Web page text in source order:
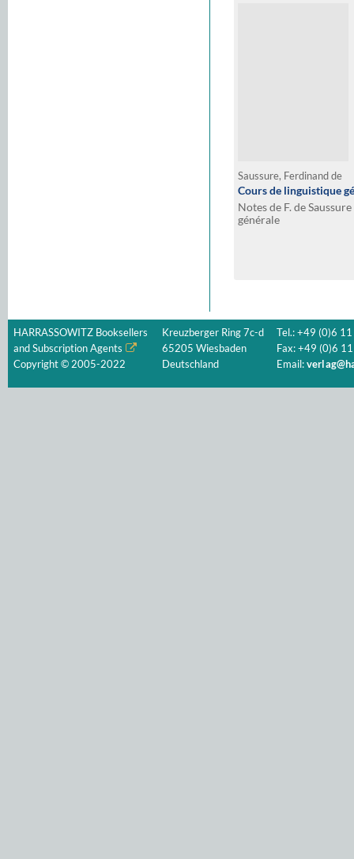
Saussure, Ferdinand de
Cours de linguistique
Notes de F. de
générale
HARRASSOWITZ Booksellers
and Subscription Agents
Copyright © 2005-2022
Kreuzberger Ring 7c-d
65205 Wiesbaden
Deutschland
Tel.: +49 (0)6
Fax: +49 (0)6
Email: